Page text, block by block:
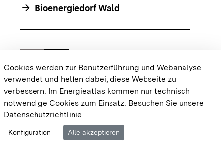
arrow_forward Bioenergiedorf Wald
Zur vorhergehenden Folie springen
chevron_rightZur nächsten Folie springen
{{#displayPraxisbeispielMap}} {{{body}}}
{{/displayPraxisbeispielMap}}
Cookie-EinstellungenBarrierefreiheit
Impressum
Cookies werden zur Benutzerführung und Webanalyse
verwendet und helfen dabei, diese Webseite zu
verbessern. Im Energieatlas kommen nur technisch
notwendige Cookies zum Einsatz. Besuchen Sie unsere
Datenschutzrichtlinie
Konfiguration Alle akzeptieren